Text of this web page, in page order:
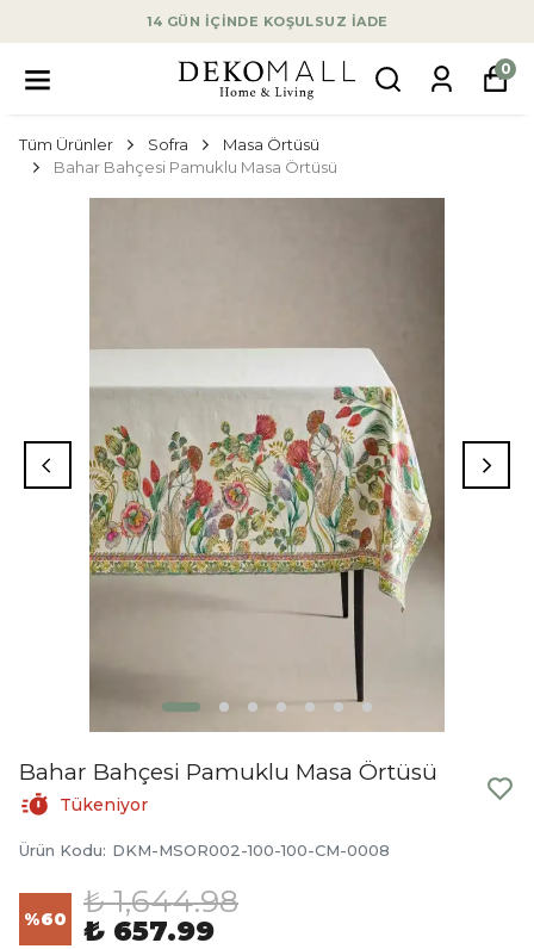
14 GÜN İÇİNDE KOŞULSUZ İADE
0
Tüm Ürünler Sofra
Masa Örtüsü
Bahar Bahçesi Pamuklu Masa Örtüsü
Bahar Bahçesi Pamuklu Masa Örtüsü
Tükeniyor
Ürün Kodu: DKM-MSOR002-100-100-CM-0008
%60 ₺ 1,644.98
₺ 657.99